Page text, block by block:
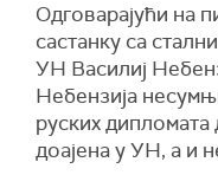
Одговарајући на
састанку са
УН Василиј
Небензија
руских
доајена у УН, а и